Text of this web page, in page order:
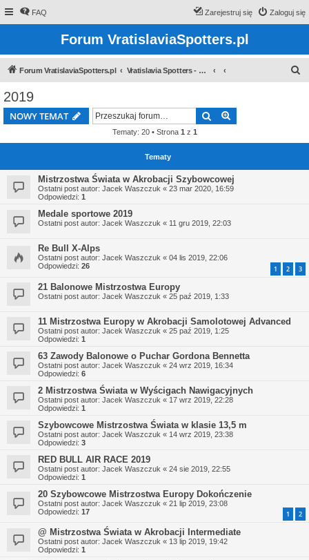
FAQ Zaloguj się
Zarejestruj się
Forum VratislaviaSpotters.pl
Forum VratislaviaSpotters.pl Vratislavia Spotters - Wroclawska grupa spotterska
2019
NOWY TEMAT Szukaj
Tematy: 20 • Strona 1 z 1
Tematy
Mistrzostwa Świata w Akrobacji Szybowcowej
Ostatni post autor: Jacek Waszczuk « 23 mar 2020, 16:59
Odpowiedzi: 1
Medale sportowe 2019
Ostatni post autor: Jacek Waszczuk « 11 gru 2019, 22:03
Re Bull X-Alps
Ostatni post autor: Jacek Waszczuk « 04 lis 2019, 22:06
Odpowiedzi: 26 1 2 3
21 Balonowe Mistrzostwa Europy
Ostatni post autor: Jacek Waszczuk « 25 paź 2019, 1:33
11 Mistrzostwa Europy w Akrobacji Samolotowej Advanced
Ostatni post autor: Jacek Waszczuk « 25 paź 2019, 1:25
Odpowiedzi: 1
63 Zawody Balonowe o Puchar Gordona Bennetta
Ostatni post autor: Jacek Waszczuk « 24 wrz 2019, 16:34
Odpowiedzi: 6
2 Mistrzostwa Świata w Wyścigach Nawigacyjnych
Ostatni post autor: Jacek Waszczuk « 17 wrz 2019, 22:28
Odpowiedzi: 1
Szybowcowe Mistrzostwa Świata w klasie 13,5 m
Ostatni post autor: Jacek Waszczuk « 14 wrz 2019, 23:38
Odpowiedzi: 3
RED BULL AIR RACE 2019
Ostatni post autor: Jacek Waszczuk « 24 sie 2019, 22:55
Odpowiedzi: 1
20 Szybowcowe Mistrzostwa Europy Dokończenie
Ostatni post autor: Jacek Waszczuk « 21 lip 2019, 23:08
Odpowiedzi: 17 1 2
@ Mistrzostwa Świata w Akrobacji Intermediate
Ostatni post autor: Jacek Waszczuk « 13 lip 2019, 19:42
Odpowiedzi: 1